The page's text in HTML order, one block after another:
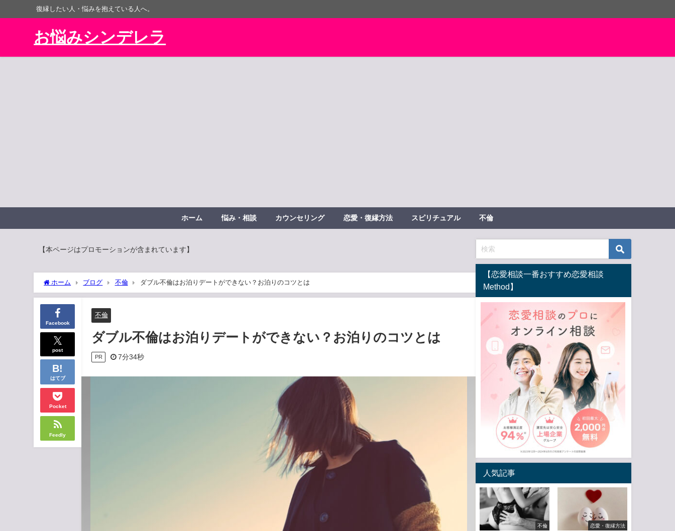
復縁したい人・悩みを抱えている人へ。
お悩みシンデレラ
ホーム 悩み・相談 カウンセリング 恋愛・復縁方法 スピリチュアル 不倫
【本ページはプロモーションが含まれています】
ホーム ブログ 不倫 ダブル不倫はお泊りデートができない？お泊りのコツとは
Facebook
post
はてブ
Pocket
Feedly
不倫
ダブル不倫はお泊りデートができない？お泊りのコツとは
PR 7分34秒
【恋愛相談一番おすすめ恋愛相談
Method】
人気記事
不倫 恋愛・復縁方法